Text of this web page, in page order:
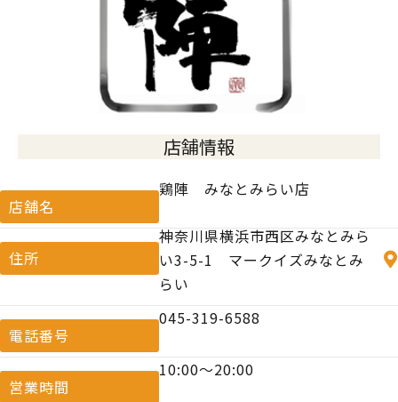
店舗情報
店舗名
鶏陣 みなとみらい店
住所
神奈川県横浜市西区みなとみら
い3-5-1 マークイズみなとみ
らい
電話番号
045-319-6588
営業時間
10:00〜20:00